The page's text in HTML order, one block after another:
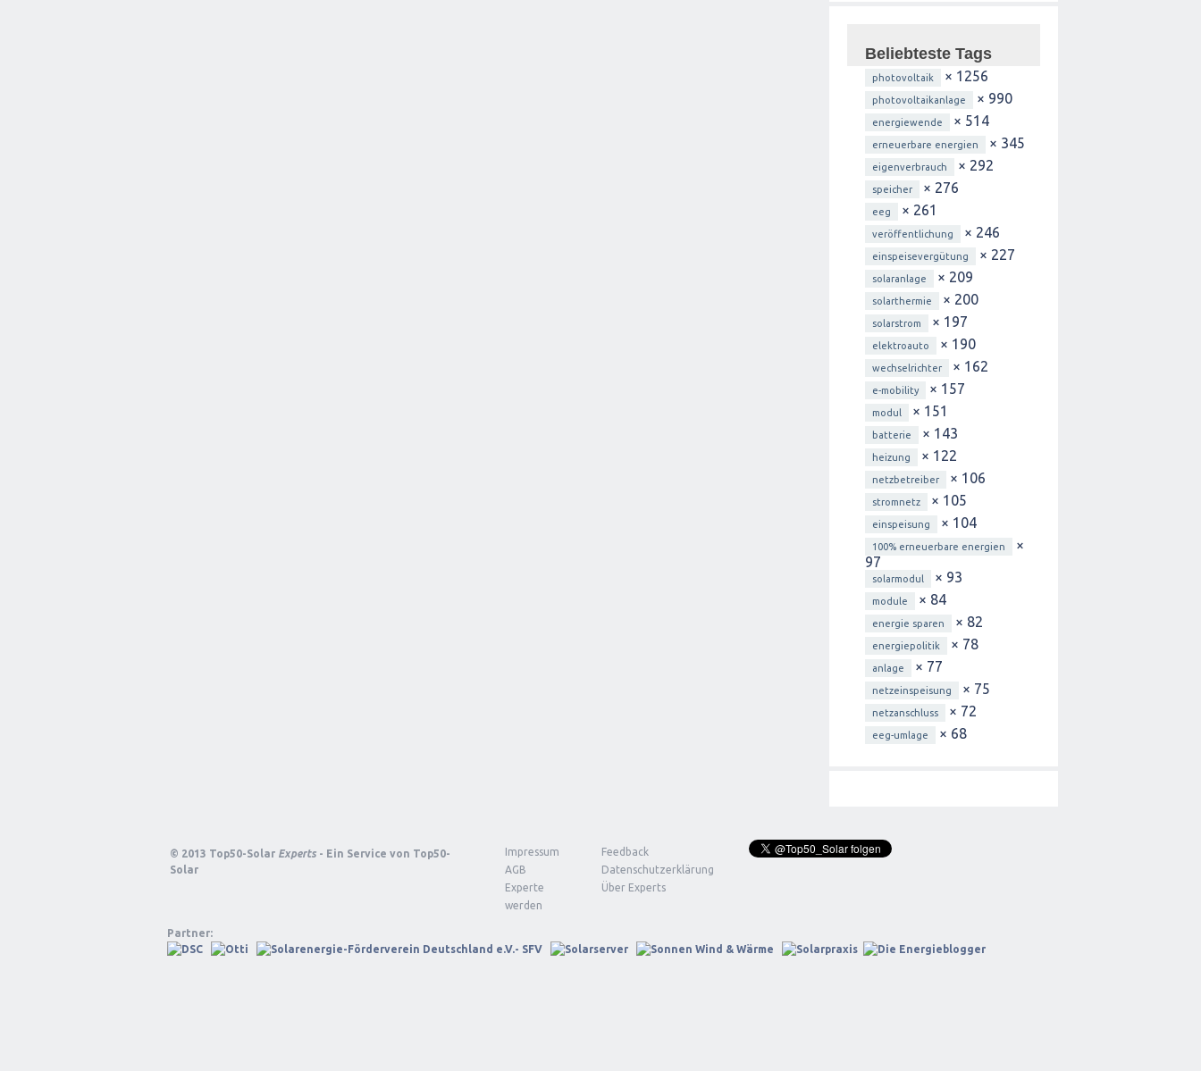
Beliebteste Tags
photovoltaik × 1256
photovoltaikanlage × 990
energiewende × 514
erneuerbare energien × 345
eigenverbrauch × 292
speicher × 276
eeg × 261
veröffentlichung × 246
einspeisevergütung × 227
solaranlage × 209
solarthermie × 200
solarstrom × 197
elektroauto × 190
wechselrichter × 162
e-mobility × 157
modul × 151
batterie × 143
heizung × 122
netzbetreiber × 106
stromnetz × 105
einspeisung × 104
100% erneuerbare energien
×
97
solarmodul × 93
module × 84
energie sparen × 82
energiepolitik × 78
anlage × 77
netzeinspeisung × 75
netzanschluss × 72
eeg-umlage × 68
© 2013 Top50-Solar Experts - Ein Service von Top50-
Solar
Impressum
Feedback
AGB
Datenschutzerklärung
Experte
werden
Über Experts
Partner: